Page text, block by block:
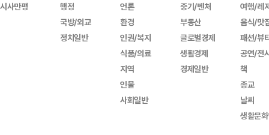
시사만평
행정
국방/외교
정치일반
언론
환경
인권/복지
식품/의료
지역
인물
사회일반
중기/벤처
부동산
글로벌경제
생활경제
경제일반
여행/레
음식/맛
패션/뷰
공연/전
책
종교
날씨
생활문